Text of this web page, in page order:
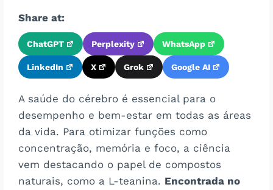
Share at:
ChatGPT Perplexity WhatsApp
LinkedIn X Grok Google AI
A saúde do cérebro é essencial para o
desempenho e bem-estar em todas as áreas
da vida. Para otimizar funções como
concentração, memória e foco, a ciência
vem destacando o papel de compostos
naturais, como a L-teanina. Encontrada no